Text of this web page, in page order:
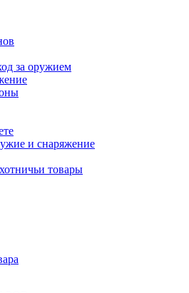
за оружием
и снаряжение
товары